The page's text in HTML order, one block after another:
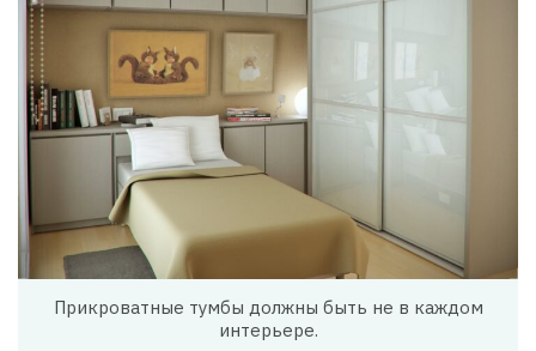
Прикроватные тумбы должны быть не в каждом
интерьере.